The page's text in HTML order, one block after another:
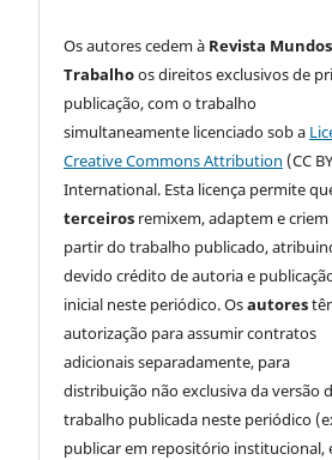
Os autores cedem à Revista
Trabalhoos direitos exclusivos de
publicação, com o trabalho
simultaneamente licenciado sob a
Creative Commons Attribution (CC
International. Esta licença permite
terceiros remixem, adaptem e criem
partir do trabalho publicado,
devido crédito de autoria e
inicial neste periódico. Osautores
autorização para assumir contratos
adicionais separadamente, para
distribuição não exclusiva da versão
trabalho publicada neste periódico
publicar em repositório institucional,